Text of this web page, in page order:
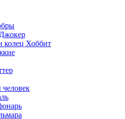
колец Хоббит